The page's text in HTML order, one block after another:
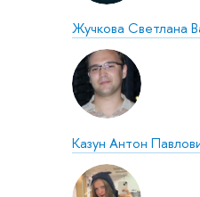
Жучкова Светлана
Казун Антон